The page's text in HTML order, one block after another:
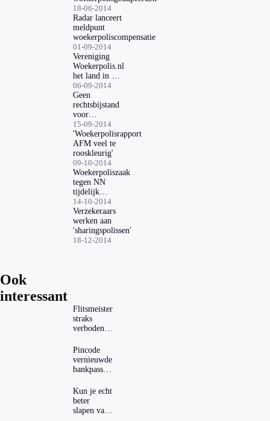
18-06-2014
Radar lanceert
meldpunt
woekerpoliscompensatie
01-09-2014
Vereniging
Woekerpolis.nl
het land in met
Woekertoer
06-09-2014
Geen
rechtsbijstand
voor
woekerpolis
na 2007
15-09-2014
'Woekerpolisrapport
AFM veel te
rooskleurig'
09-10-2014
Woekerpoliszaak
tegen NN
tijdelijk
opgeschort
14-10-2014
Verzekeraars
werken aan
'sharingspolissen'
18-12-2014
Ook
interessant
Flitsmeister
straks
verboden?
regels in
Nederland
en het
buitenland
Pincode
vernieuwde
bankpassen
ING-app:
is dat wel
veilig?
Kun je echt
beter
slapen van